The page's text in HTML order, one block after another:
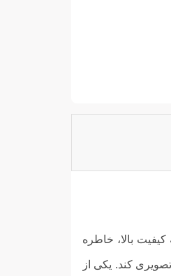
کیفیت بالا، خاطره
کند. یکی از